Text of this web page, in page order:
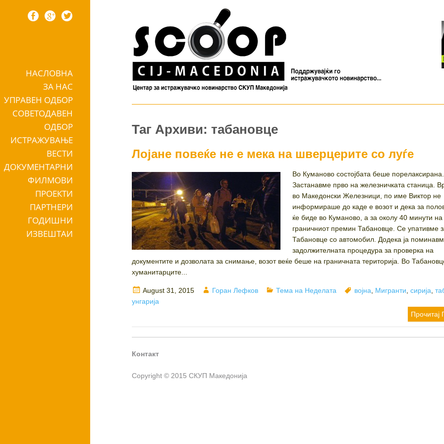
Skip to contentНАСЛОВНА
ЗА НАС
УПРАВЕН ОДБОР
СОВЕТОДАВЕН
ОДБОР
ИСТРАЖУВАЊЕ
ВЕСТИ
ДОКУМЕНТАРНИ
ФИЛМОВИ
ПРОЕКТИ
ПАРТНЕРИ
ГОДИШНИ
ИЗВЕШТАИ
Таг Архиви: табановце
Лојане повеќе не е мека на шверцерите со луѓе
Во Куманово состојбата беше порелаксирана.
Застанавме прво на железничката станица.
во Македонски Железници, по име Виктор не
информираше до каде е возот и дека за
ќе биде во Куманово, а за околу 40 минути на
граничниот премин Табановце. Се упативме
Табановце со автомобил. Додека ја
задолжителната процедура за проверка на
документите и дозволата за снимање, возот веќе беше на граничната територија. Во
хуманитарците...
Posted
on
August 31, 2015 Author
Горан Лефков Categories
Тема на Неделата Tags
војна Мигранти ,сирија ,
унгарија
Прочитај
Контакт
Copyright © 2015 СКУП Македонија